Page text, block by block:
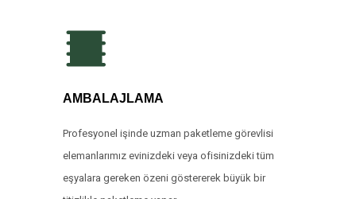
AMBALAJLAMA
Profesyonel işinde uzman paketleme görevlisi
elemanlarımız evinizdeki veya ofisinizdeki tüm
eşyalara gereken özeni göstererek büyük bir